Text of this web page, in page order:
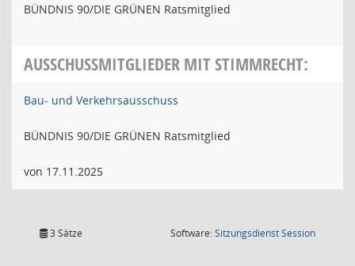
BÜNDNIS 90/DIE GRÜNEN Ratsmitglied
AUSSCHUSSMITGLIEDER MIT STIMMRECHT:
Bau- und Verkehrsausschuss
BÜNDNIS 90/DIE GRÜNEN Ratsmitglied
von 17.11.2025
3 Sätze Software:SitzungsdienstSession(Wird in